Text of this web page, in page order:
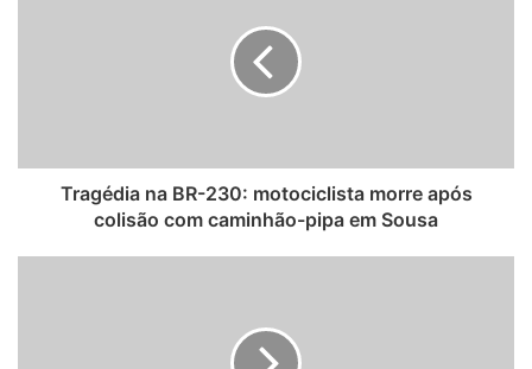
Tragédia na BR-230: motociclista morre após
colisão com caminhão-pipa em Sousa